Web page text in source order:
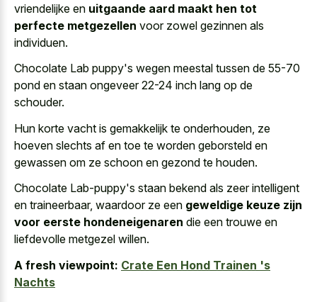
vriendelijke en uitgaande aard maakt hen tot
perfecte metgezellen voor zowel gezinnen als
individuen.
Chocolate Lab puppy's wegen meestal tussen de 55-70
pond en staan ongeveer 22-24 inch lang op de
schouder.
Hun korte vacht is gemakkelijk te onderhouden, ze
hoeven slechts af en toe te worden geborsteld en
gewassen om ze schoon en gezond te houden.
Chocolate Lab-puppy's staan bekend als zeer intelligent
en traineerbaar, waardoor ze een geweldige keuze zijn
voor eerste hondeneigenaren die een trouwe en
liefdevolle metgezel willen.
A fresh viewpoint: Crate Een Hond Trainen 's
Nachts